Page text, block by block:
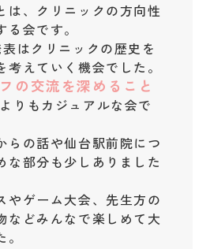
は、クリニックの方向性
会です。
はクリニックの歴史を
えていく機会でした。
の交流を深めること
りもカジュアルな会で
らの話や仙台駅前院につ
な部分も少しありました
やゲーム大会、先生方の
などみんなで楽しめて大